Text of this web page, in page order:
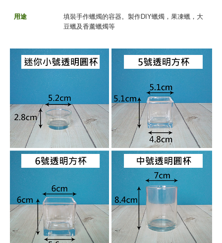
用途
填裝手作蠟燭的容器。製作DIY蠟燭，果凍蠟，大
豆蠟及香薰蠟燭等